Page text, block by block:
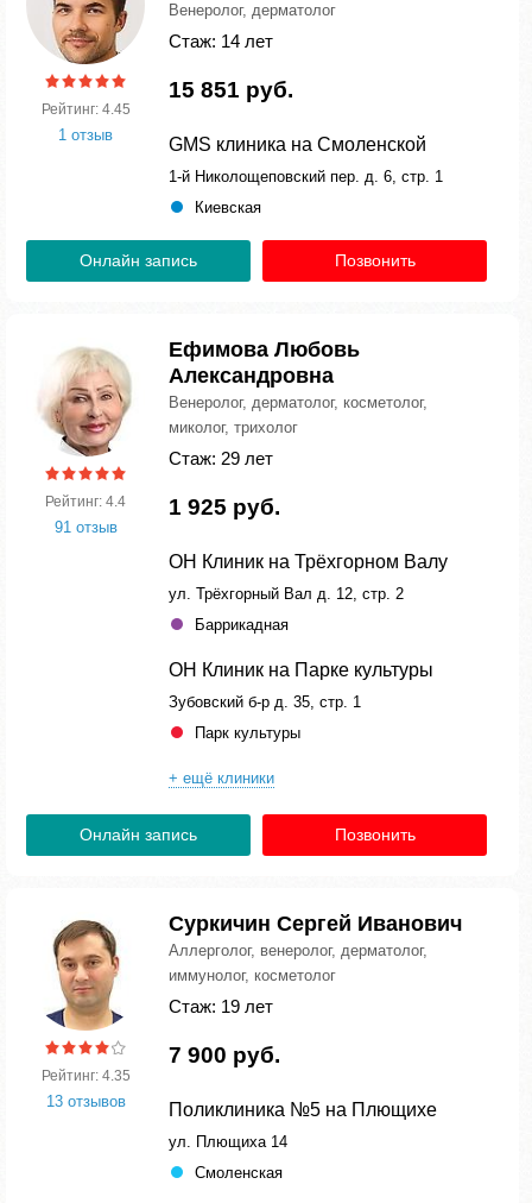
Рейтинг: 4.45
1 отзыв
Венеролог, дерматолог
Стаж: 14 лет
15 851 руб.
GMS клиника на Смоленской
1-й Николощеповский пер. д. 6, стр. 1
Киевская
Онлайн запись Позвонить
Рейтинг: 4.4
91 отзыв
Ефимова Любовь
Александровна
Венеролог, дерматолог, косметолог,
миколог, трихолог
Стаж: 29 лет
1 925 руб.
ОН Клиник на Трёхгорном Валу
ул. Трёхгорный Вал д. 12, стр. 2
Баррикадная
ОН Клиник на Парке культуры
Зубовский б-р д. 35, стр. 1
Парк культуры
+ ещё клиники
Онлайн запись Позвонить
Рейтинг: 4.35
13 отзывов
Суркичин Сергей Иванович
Аллерголог, венеролог, дерматолог,
иммунолог, косметолог
Стаж: 19 лет
7 900 руб.
Поликлиника №5 на Плющихе
ул. Плющиха 14
Смоленская